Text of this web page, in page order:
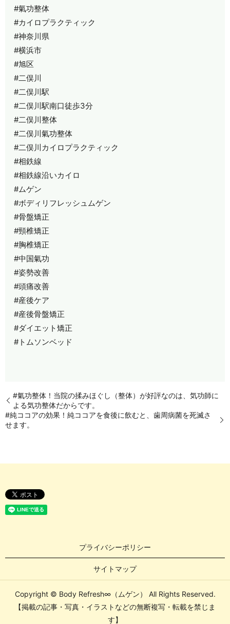
#氣功整体
#カイロプラクティック
#神奈川県
#横浜市
#旭区
#二俣川
#二俣川駅
#二俣川駅南口徒歩3分
#二俣川整体
#二俣川氣功整体
#二俣川カイロプラクティック
#相鉄線
#相鉄線沿いカイロ
#ムゲン
#ボディリフレッシュムゲン
#骨盤矯正
#頸椎矯正
#胸椎矯正
#中国氣功
#姿勢改善
#頭痛改善
#産後ケア
#産後骨盤矯正
#ダイエット矯正
#トムソンベッド
#氣功整体！当院の揉みほぐし（整体）が好評なのは、気功師に
よる気功整体だからです。
#純ココアの効果！純ココアを食後に飲むと、歯周病菌を死滅さ
せます。
プライバシーポリシー
サイトマップ
Copyright © Body Refresh∞（ムゲン） All Rights Reserved.
【掲載の記事・写真・イラストなどの無断複写・転載を禁じま
す】